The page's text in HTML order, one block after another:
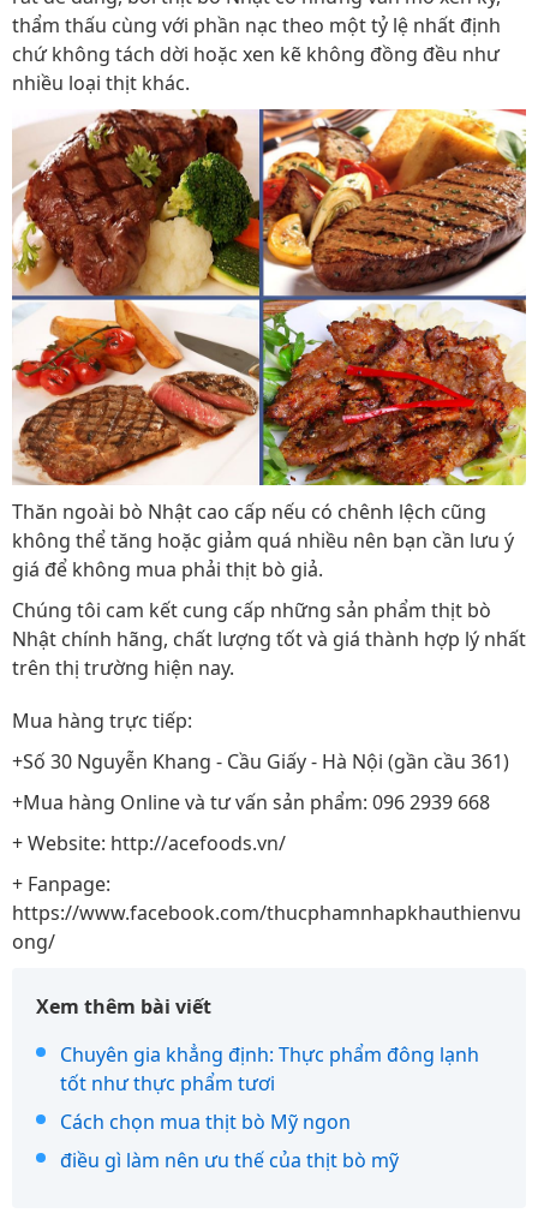
thẩm thấu cùng với phần nạc theo một tỷ lệ nhất định
chứ không tách dời hoặc xen kẽ không đồng đều như
nhiều loại thịt khác.
Thăn ngoài bò Nhật cao cấp nếu có chênh lệch cũng
không thể tăng hoặc giảm quá nhiều nên bạn cần lưu ý
giá để không mua phải thịt bò giả.
Chúng tôi cam kết cung cấp những sản phẩm thịt bò
Nhật chính hãng, chất lượng tốt và giá thành hợp lý nhất
trên thị trường hiện nay.
Mua hàng trực tiếp:
+Số 30 Nguyễn Khang - Cầu Giấy - Hà Nội (gần cầu 361)
+Mua hàng Online và tư vấn sản phẩm: 096 2939 668
+ Website: http://acefoods.vn/
+ Fanpage:
https://www.facebook.com/thucphamnhapkhauthienvu
ong/
Xem thêm bài viết
Chuyên gia khẳng định: Thực phẩm đông lạnh
tốt như thực phẩm tươi
Cách chọn mua thịt bò Mỹ ngon
điều gì làm nên ưu thế của thịt bò mỹ